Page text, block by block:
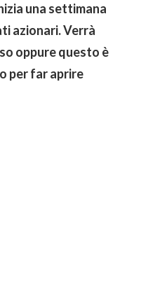
una settimana
azionari. Verrà
oppure questo è
per far aprire